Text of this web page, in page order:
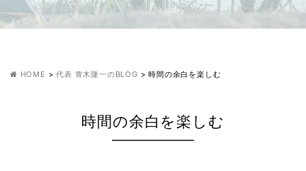
HOME >代表 青木隆一のBLOG >時間の余白を楽しむ
時間の余白を楽しむ